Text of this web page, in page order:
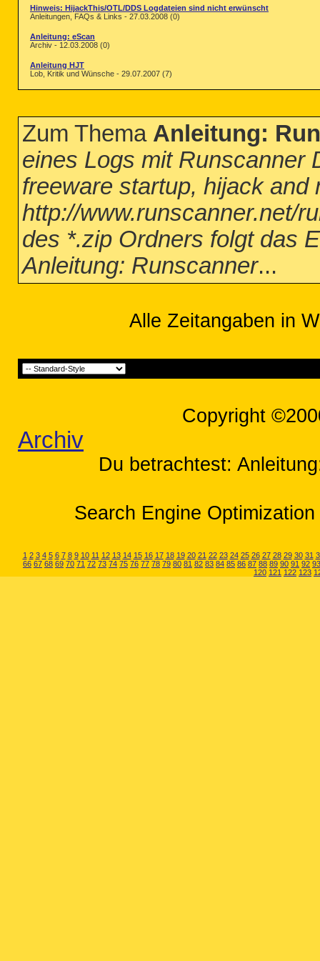
Hinweis: HijackThis/OTL/DDS Logdateien sind nicht erwünscht
Anleitungen, FAQs & Links - 27.03.2008 (0)
Anleitung: eScan
Archiv - 12.03.2008 (0)
Anleitung HJT
Lob, Kritik und Wünsche - 29.07.2007 (7)
Zum Thema Anleitung:
eines Logs mit Runscanner
freeware startup, hijack
http://www.runscanner.net/
des *.zip Ordners folgt das
Anleitung: Runscanner...
Alle Zeitangaben in
Copyright
Archiv
Du betrachtest:
Search Engine
1 2 3 4 5 6 7 8 9 10 11 12 13 14 15 16 17 18 19 20 21 22 23 24 25 26 27 28 29 30 31
66 67 68 69 70 71 72 73 74 75 76 77 78 79 80 81 82 83 84 85 86 87 88 89 90 91 92 93
120 121 122 123